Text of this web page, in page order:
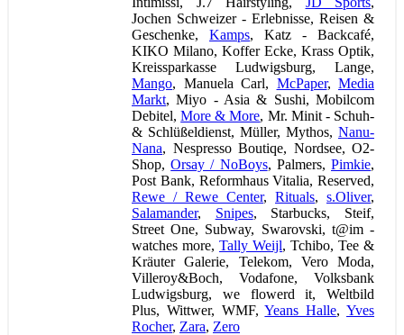
Jochen Schweizer - Erlebnisse, Reisen &
Geschenke, Kamps, Katz - Backcafé,
KIKO Milano, Koffer Ecke, Krass Optik,
Kreissparkasse Ludwigsburg, Lange,
Mango, Manuela Carl, McPaper, Media
Markt, Miyo - Asia & Sushi, Mobilcom
Debitel,More & More, Mr. Minit - Schuh-
& Schlüßeldienst, Müller, Mythos, Nanu-
Nana, Nespresso Boutiqe, Nordsee, O2-
Shop,Orsay / NoBoys, Palmers,Pimkie,
Post Bank, Reformhaus Vitalia, Reserved,
Rewe / Rewe Center, Rituals, s.Oliver,
Salamander, Snipes, Starbucks, Steif,
Street One, Subway, Swarovski, t@im -
watches more, Tally Weijl, Tchibo, Tee &
Kräuter Galerie, Telekom, Vero Moda,
Villeroy&Boch, Vodafone, Volksbank
Ludwigsburg, we flowerd it, Weltbild
Plus, Wittwer, WMF,Yeans Halle,Yves
Rocher, Zara, Zero